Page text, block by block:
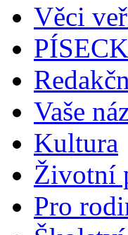
Věci
Vaše
Kultura
Životní
Pro